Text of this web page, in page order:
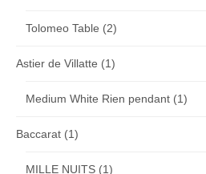
Tolomeo Table (2)
Astier de Villatte (1)
Medium White Rien pendant (1)
Baccarat (1)
MILLE NUITS (1)